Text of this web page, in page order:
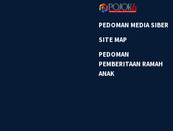
PEDOMAN MEDIA SIBER
SITE MAP
PEDOMAN
PEMBERITAAN RAMAH
ANAK